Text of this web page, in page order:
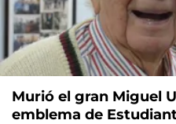
Murió el gran Miguel
emblema de